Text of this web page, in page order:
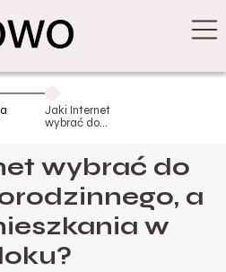
Jaki Internet
wybrać do
a jaki do
mieszkania w
bloku?
wybrać do
a
w